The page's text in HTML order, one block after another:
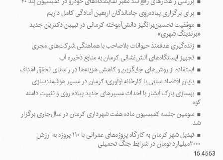
برای برگزاری پیاده‌روی جاماندگان اربعین آمادگی کامل داریم
موفقیت تحسین‌برانگیز دانش‌آموخته کرمانی در تبیین دکترین جدید
«برندینگ شهری»
زنده‌گیری هدفمند حیوانات بلاصاحب با هماهنگی شرکت‌های مجری
تجهیز ایستگاه‌های آتش‌نشانی کرمان به منابع ذخیره آب
استفاده از روش‌های جایگزین و کاهش هزینه‌ها در راستای تحقق اهداف
پایان اقتصاد سنتی با کارخانه نوآوری؛ کرمان در مسیر هوشمندسازی
بهسازی پارک آبشار با احداث مسیرهای جدید پیاده روی و تثبیت دامنه
کوه
سومین جلسه کمیسیون ماده هفت شهرداری کرمان در سال‌جاری برگزار
شد
تبدیل شهر کرمان به کارگاه پروژه‌های عمرانی با ۱۱۰ پروژه به ارزش
۲۰۰۰میلیارد تومان در شرایط جنگ تحمیلی
15.4553